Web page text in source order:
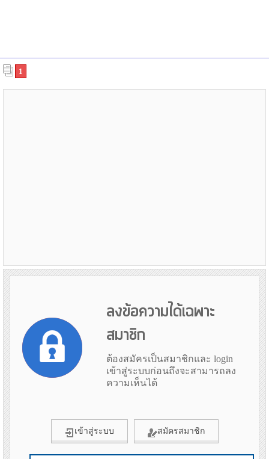
1
ลงข้อความได้เฉพาะ
สมาชิก
ต้องสมัครเป็นสมาชิกและ login
เข้าสู่ระบบก่อนถึงจะสามารถลง
ความเห็นได้
เข้าสู่ระบบ สมัครสมาชิก